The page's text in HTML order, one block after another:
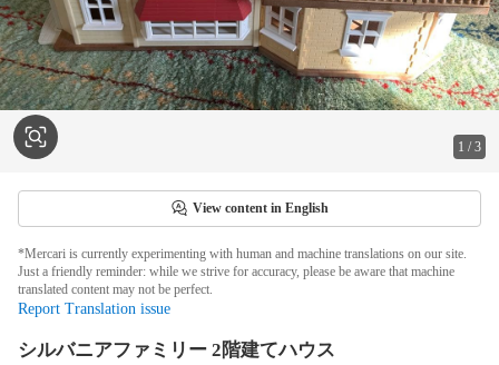
1 /3
View content in English
*Mercari is currently experimenting with human and machine translations on our site.
Just a friendly reminder: while we strive for accuracy, please be aware that machine
translated content may not be perfect.
Report Translation issue
シルバニアファミリー 2階建てハウス